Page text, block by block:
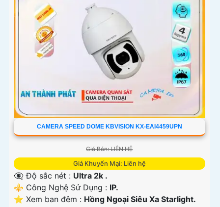
CAMERA SPEED DOME KBVISION KX-EAI4459UPN
Giá Bán: LIÊN HỆ
Giá Khuyến Mại: Liên hệ
👁️‍🗨 Độ sắc nét : Ultra 2k .
⚜️ Công Nghệ Sử Dụng : IP.
⭐ Xem ban đêm : Hồng Ngoại Siêu Xa Starlight.